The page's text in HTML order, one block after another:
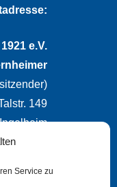
Service zu
e.V.
149